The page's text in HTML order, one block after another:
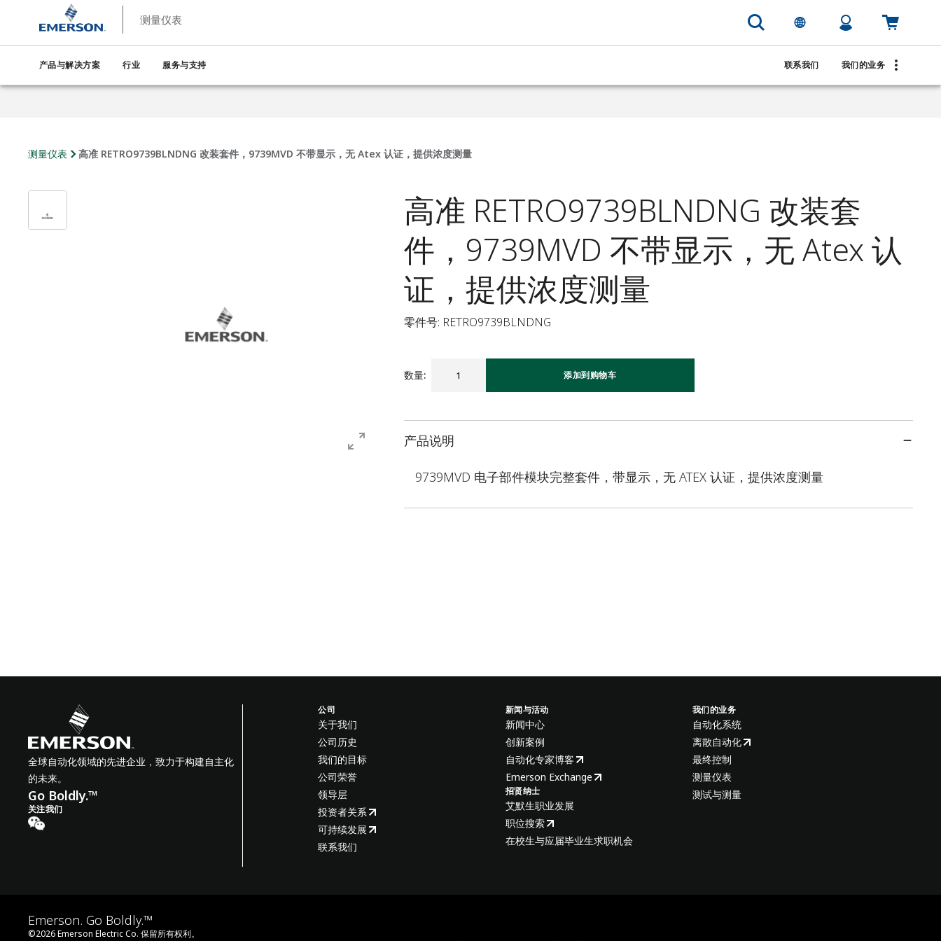
测量仪表
产品与解决方案 行业 服务与支持 联系我们 我们的业务
测量仪表 高准 RETRO9739BLNDNG 改装套件，9739MVD 不带显示，无 Atex 认证，提供浓度测量
高准 RETRO9739BLNDNG 改装套
件，9739MVD 不带显示，无 Atex 认
证，提供浓度测量
零件号: RETRO9739BLNDNG
数量: 添加到购物车
产品说明
9739MVD 电子部件模块完整套件，带显示，无 ATEX 认证，提供浓度测量
全球自动化领域的先进企业，致力于构建自主化
的未来。
Go Boldly.™
关注我们
公司
关于我们
公司历史
我们的目标
公司荣誉
领导层
投资者关系
可持续发展
联系我们
新闻与活动
新闻中心
创新案例
自动化专家博客
Emerson Exchange
招贤纳士
艾默生职业发展
职位搜索
在校生与应届毕业生求职机会
我们的业务
自动化系统
离散自动化
最终控制
测量仪表
测试与测量
Emerson. Go Boldly.™
©2026Emerson Electric Co. 保留所有权利。